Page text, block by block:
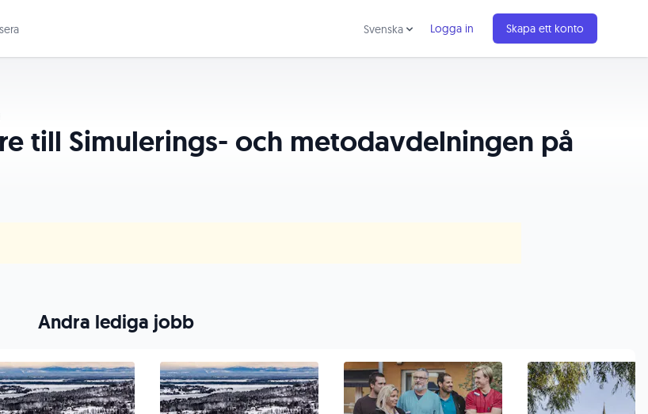
Svenska Logga in Skapa ett konto
till Simulerings- och metodavdelningen på
Andra lediga jobb